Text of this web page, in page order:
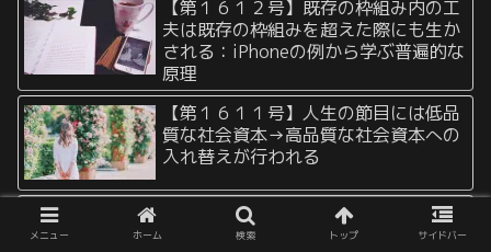
【第１６１２号】既存の枠組み内の工
夫は既存の枠組みを超えた際にも生か
される：iPhoneの例から学ぶ普遍的な
原理
【第１６１１号】人生の節目には低品
質な社会資本→高品質な社会資本への
入れ替えが行われる
【第１６１０号】虚栄心が強すぎると
バブル崩壊は不可避：身の丈を超えた
メニュー ホーム 検索 トップ サイドバー